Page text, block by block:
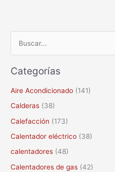
s
o
r
:
Categorías
Aire Acondicionado (141)
Calderas (38)
Calefacción (173)
Calentador eléctrico (38)
calentadores (48)
Calentadores de gas (42)